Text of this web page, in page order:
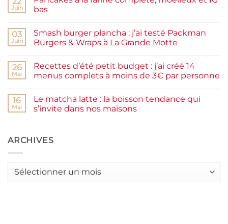
de
prunes
et
rapide
Juin
bas
sur
Pancakes
à
complète,
moelleux
et
03
Juin
Smash burger plancha : j’ai testé Packman
Burgers & Wraps à La Grande Motte
sur
Smash
burger
testé
Packman
Burgers &
Grande
Motte
26
Mai
Recettes d’été petit budget : j’ai créé 14
menus complets à moins de 3€ par personne
sur
Recettes
d’été
j’ai
créé
à
16
Mai
Le matcha latte : la boisson tendance qui
s’invite dans nos maisons
Le
matcha
boisson
ARCHIVES
Archives